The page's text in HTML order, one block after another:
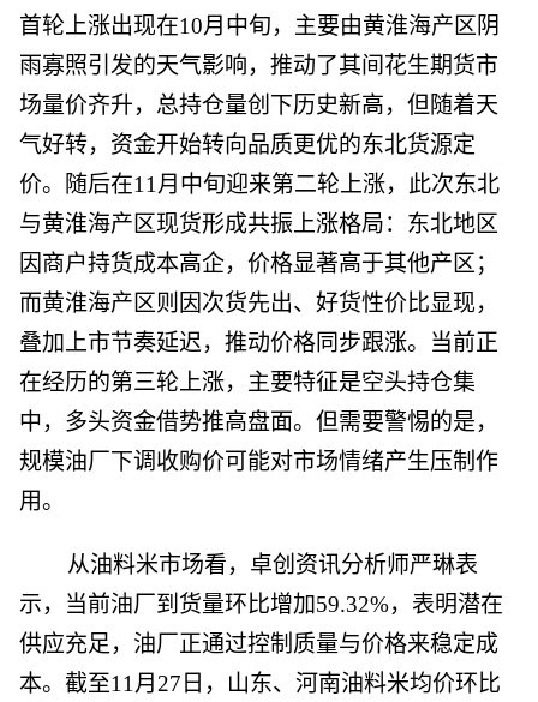
首轮上涨出现在10月中旬，主要由黄淮海产区阴
雨寡照引发的天气影响，推动了其间花生期货市
场量价齐升，总持仓量创下历史新高，但随着天
气好转，资金开始转向品质更优的东北货源定
价。随后在11月中旬迎来第二轮上涨，此次东北
与黄淮海产区现货形成共振上涨格局：东北地区
因商户持货成本高企，价格显著高于其他产区；
而黄淮海产区则因次货先出、好货性价比显现，
叠加上市节奏延迟，推动价格同步跟涨。当前正
在经历的第三轮上涨，主要特征是空头持仓集
中，多头资金借势推高盘面。但需要警惕的是，
规模油厂下调收购价可能对市场情绪产生压制作
用。
从油料米市场看，卓创资讯分析师严琳表
示，当前油厂到货量环比增加59.32%，表明潜在
供应充足，油厂正通过控制质量与价格来稳定成
本。截至11月27日，山东、河南油料米均价环比